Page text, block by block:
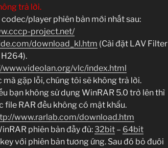
trả lời.
player phiên bản mới nhất sau:
project.net/
download_kl.htm (Cài đặt LAV Filter
www.videolan.org/vlc/index.html
gặp lỗi, chúng tôi sẽ không trả lời.
bạn không sử dụng WinRAR 5.0 trở lên thì
file RAR đều không có mật khẩu.
www.rarlab.com/download.htm
phiên bản đầy đủ:32bit– 64bit
với phiên bản tương ứng. Sau đó bỏ đuôi